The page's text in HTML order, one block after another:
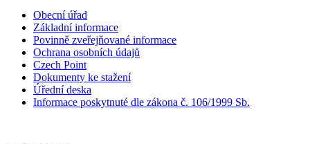
Obecní úřad
Základní informace
Povinně zveřejňované informace
Ochrana osobních údajů
Czech Point
Dokumenty ke stažení
Úřední deska
Informace poskytnuté dle zákona č. 106/1999 Sb.